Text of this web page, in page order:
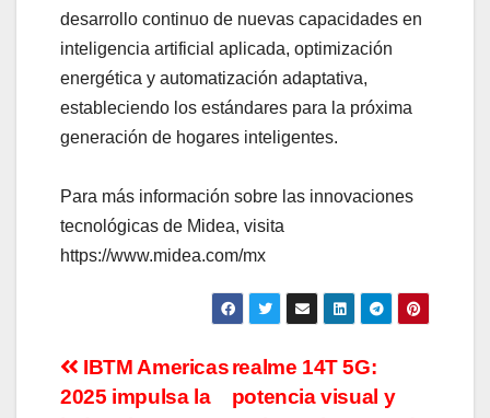
desarrollo continuo de nuevas capacidades en
inteligencia artificial aplicada, optimización
energética y automatización adaptativa,
estableciendo los estándares para la próxima
generación de hogares inteligentes.
Para más información sobre las innovaciones
tecnológicas de Midea, visita
https://www.midea.com/mx
Navegaciónrealme 14T 5G:
potencia visual y
IBTM Americas
2025 impulsa la